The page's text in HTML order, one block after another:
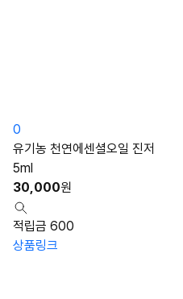
0
유기농 천연에센셜오일 진저
5ml
30,000원
적립금 600
상품링크